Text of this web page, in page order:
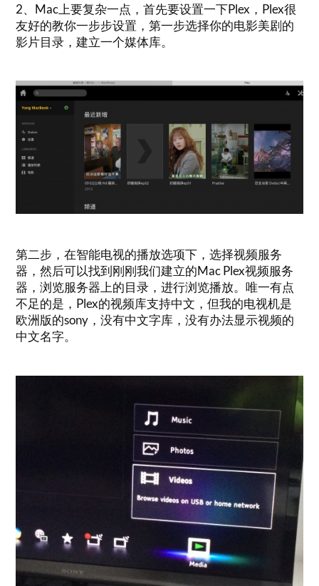
2、Mac上要复杂一点，首先要设置一下Plex，Plex很
友好的教你一步步设置，第一步选择你的电影美剧的
影片目录，建立一个媒体库。
第二步，在智能电视的播放选项下，选择视频服务
器，然后可以找到刚刚我们建立的Mac Plex视频服务
器，浏览服务器上的目录，进行浏览播放。唯一有点
不足的是，Plex的视频库支持中文，但我的电视机是
欧洲版的sony，没有中文字库，没有办法显示视频的
中文名字。